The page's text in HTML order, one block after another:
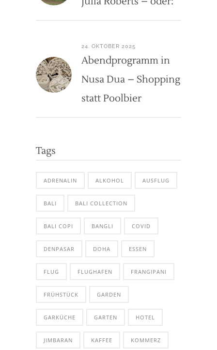
24. OKTOBER 2025
Abendprogramm in
Nusa Dua – Shopping
statt Poolbier
Tags
ADRENALIN ALKOHOL AUSFLUG
BALI BALI COLLECTION
BALI COPI BANGLI COVID
DENPASAR DOHA ESSEN
FLUG FLUGHAFEN FRANGIPANI
FRÜHSTÜCK GARDEN
GARKÜCHE GARTEN HOTEL
JIMBARAN KAFFEE KOMMERZ